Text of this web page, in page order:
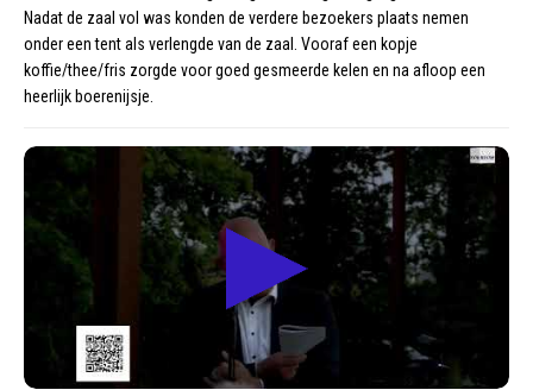
Nadat de zaal vol was konden de verdere bezoekers plaats nemen
onder een tent als verlengde van de zaal. Vooraf een kopje
koffie/thee/fris zorgde voor goed gesmeerde kelen en na afloop een
heerlijk boerenijsje.